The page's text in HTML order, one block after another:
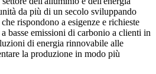
da più di un secolo sviluppando
rispondono a esigenze e richieste
basse emissioni di carbonio a clienti in
di energia rinnovabile alle
la produzione in modo più